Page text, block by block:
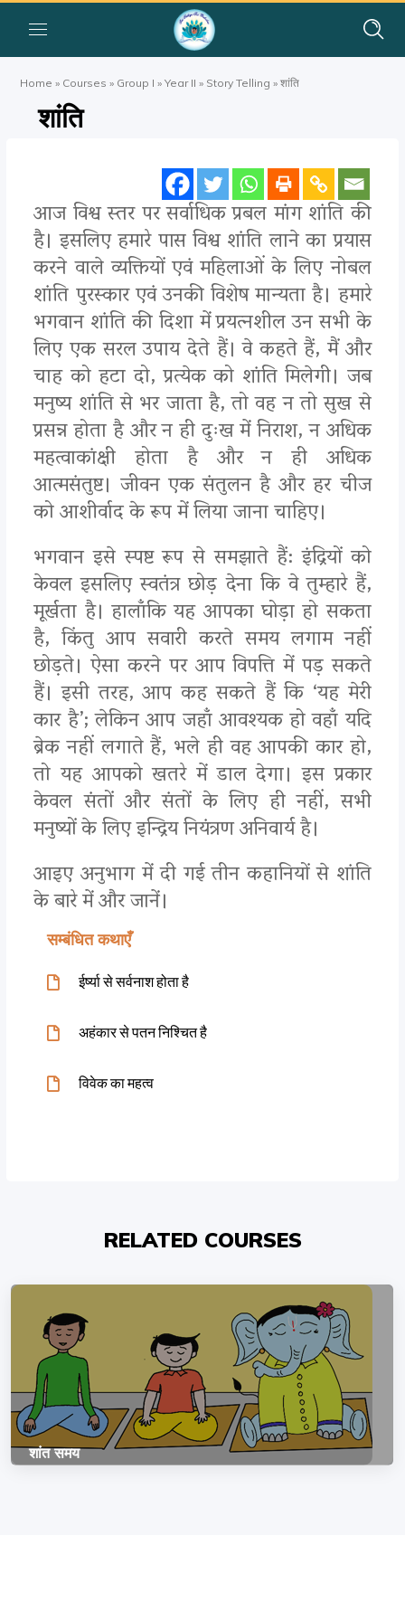
Home » Courses » Group I »Year II » Story Telling »शांति
शांति
आज विश्व स्तर पर सर्वाधिक प्रबल मांग शांति की
है। इसलिए हमारे पास विश्व शांति लाने का प्रयास
करने वाले व्यक्तियों एवं महिलाओं के लिए नोबल
शांति पुरस्कार एवं उनकी विशेष मान्यता है। हमारे
भगवान शांति की दिशा में प्रयत्नशील उन सभी के
लिए एक सरल उपाय देते हैं। वे कहते हैं, मैं और
चाह को हटा दो, प्रत्येक को शांति मिलेगी। जब
मनुष्य शांति से भर जाता है, तो वह न तो सुख से
प्रसन्न होता है और न ही दुःख में निराश, न अधिक
महत्वाकांक्षी होता है और न ही अधिक
आत्मसंतुष्ट। जीवन एक संतुलन है और हर चीज
को आशीर्वाद के रूप में लिया जाना चाहिए।
भगवान इसे स्पष्ट रूप से समझाते हैं: इंद्रियों को
केवल इसलिए स्वतंत्र छोड़ देना कि वे तुम्हारे हैं,
मूर्खता है। हालाँकि यह आपका घोड़ा हो सकता
है, किंतु आप सवारी करते समय लगाम नहीं
छोड़ते। ऐसा करने पर आप विपत्ति में पड़ सकते
हैं। इसी तरह, आप कह सकते हैं कि ‘यह मेरी
कार है’; लेकिन आप जहाँ आवश्यक हो वहाँ यदि
ब्रेक नहीं लगाते हैं, भले ही वह आपकी कार हो,
तो यह आपको खतरे में डाल देगा। इस प्रकार
केवल संतों और संतों के लिए ही नहीं, सभी
मनुष्यों के लिए इन्द्रिय नियंत्रण अनिवार्य है।
आइए अनुभाग में दी गई तीन कहानियों से शांति
के बारे में और जानें।
सम्बंधित कथाएँ
ईर्ष्या से सर्वनाश होता है
अहंकार से पतन निश्चित है
विवेक का महत्व
RELATED COURSES
शांत समय